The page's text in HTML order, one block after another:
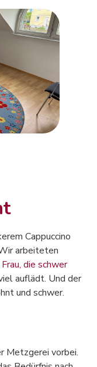
Cappuccino
arbeiteten
die schwer
auflädt. Und der
und schwer.
Metzgerei vorbei.